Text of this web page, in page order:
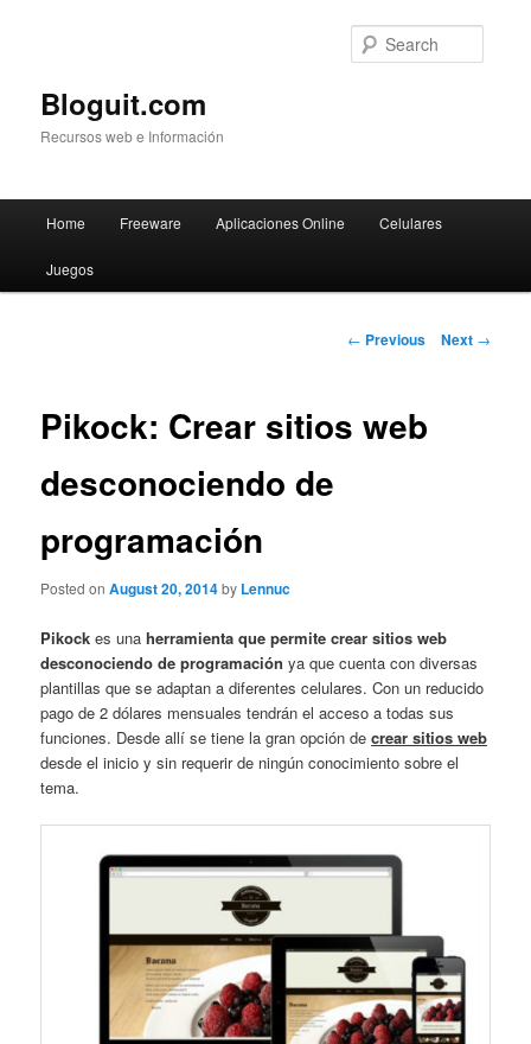
Bloguit.com
Recursos web e Información
Skip
to
Home Freeware Aplicaciones Online Celulares
Juegos
Post
← Previous Next →
Pikock: Crear sitios web
desconociendo de
programación
Posted onAugust 20, 2014by Lennuc
Pikock es unaherramienta que permite crear sitios web
desconociendo de programación ya que cuenta con diversas
plantillas que se adaptan a diferentes celulares. Con un reducido
pago de 2 dólares mensuales tendrán el acceso a todas sus
funciones. Desde allí se tiene la gran opción decrear sitios web
desde el inicio y sin requerir de ningún conocimiento sobre el
tema.